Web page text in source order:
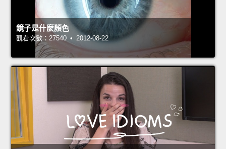
鏡子是什麼顏色
觀看次數：27540 • 2012-08-22